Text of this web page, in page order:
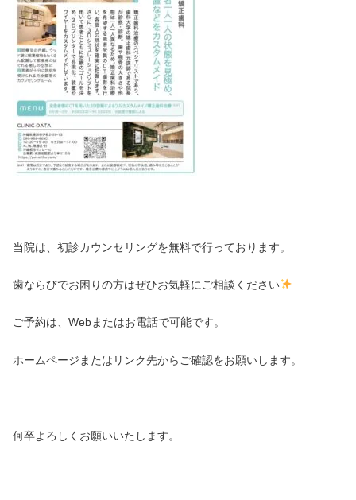
当院は、初診カウンセリングを無料で行っております。
歯ならびでお困りの方はぜひお気軽にご相談ください
ご予約は、Webまたはお電話で可能です。
ホームページまたはリンク先からご確認をお願いします。
何卒よろしくお願いいたします。